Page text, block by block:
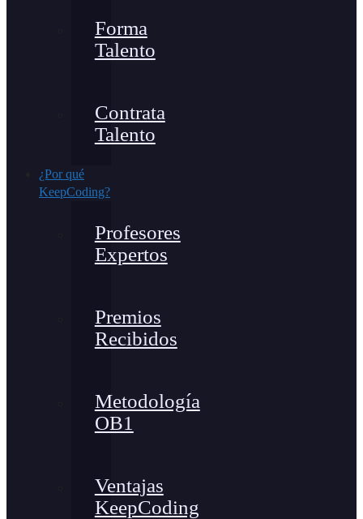
Forma
Talento
Contrata
Talento
¿Por qué
KeepCoding?
Profesores
Expertos
Premios
Recibidos
Metodología
OB1
Ventajas
KeepCoding